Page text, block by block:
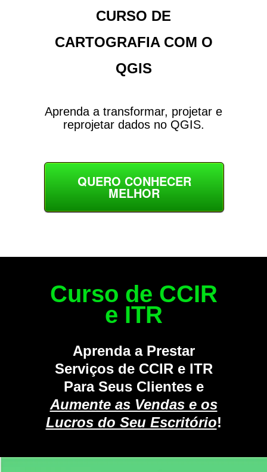
CURSO DE
CARTOGRAFIA COM O
QGIS
Aprenda a transformar, projetar e
reprojetar dados no QGIS.
QUERO CONHECER
MELHOR
Curso de CCIR
e ITR
Aprenda a Prestar
Serviços de CCIR e ITR
Para Seus Clientes e
Aumente as Vendas e os
Lucros do Seu Escritório!